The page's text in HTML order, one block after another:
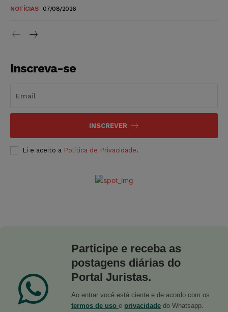
NOTÍCIAS 07/08/2026
Inscreva-se
INSCREVER
Li e aceito a Política de Privacidade.
Participe e receba as
postagens diárias do
Portal Juristas.
Ao entrar você está ciente e de acordo com os
termos de uso e privacidade do Whatsapp.